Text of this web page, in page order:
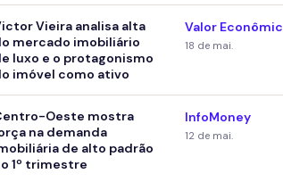
Vieira analisa alta
mercado imobiliário
luxo e o protagonismo
imóvel como ativo
Valor
18 de mai.
Oeste mostra
na demanda
de alto padrão
1º trimestre
InfoMoney
12 de mai.